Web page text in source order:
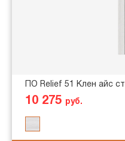
ПО Relief 51 Клен айс
10 275 руб.